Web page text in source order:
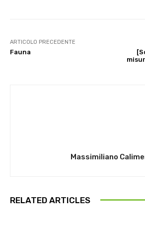
ARTICOLO PRECEDENTE
Fauna
Massimiliano
RELATED ARTICLES